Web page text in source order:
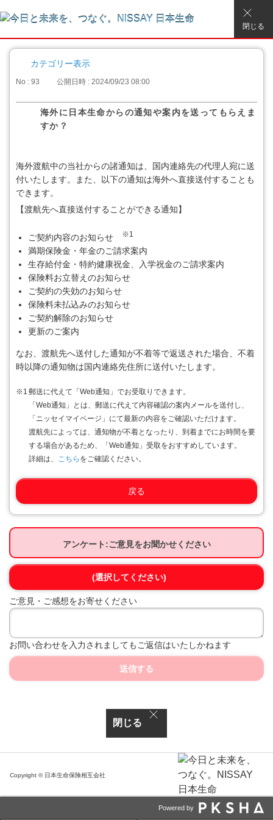
閉じる
カテゴリー表示
No : 93 公開日時 : 2024/09/23 08:00
海外に日本生命からの通知や案内を送ってもらえま
すか？
海外渡航中の当社からの諸通知は、国内連絡先の代理人宛に送
付いたします。また、以下の通知は海外へ直接送付することも
できます。
【渡航先へ直接送付することができる通知】
ご契約内容のお知らせ ※1
満期保険金・年金のご請求案内
生存給付金・特約健康祝金、入学祝金のご請求案内
保険料お立替えのお知らせ
ご契約の失効のお知らせ
保険料未払込みのお知らせ
ご契約解除のお知らせ
更新のご案内
なお、渡航先へ送付した通知が不着等で返送された場合、不着
時以降の通知物は国内連絡先住所に送付いたします。
※1 郵送に代えて「Web通知」でお受取りできます。
「Web通知」とは、郵送に代えて内容確認の案内メールを送付し、
「ニッセイマイページ」にて最新の内容をご確認いただけます。
渡航先によっては、通知物が不着となったり、到着までにお時間を要
する場合があるため、「Web通知」受取をおすすめしています。
詳細は、 こちら をご確認ください。
戻る
アンケート:ご意見をお聞かせください
(選択してください)
ご意見・ご感想をお寄せください
お問い合わせを入力されましてもご返信はいたしかねます
送信する
閉じる
Copyright © 日本生命保険相互会社
Powered by